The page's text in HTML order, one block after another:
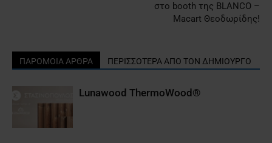
στο booth της BLANCO –
Macart Θεοδωρίδης!
ΠΑΡΟΜΟΙΑ ΑΡΘΡΑ ΠΕΡΙΣΣΟΤΕΡΑ ΑΠΟ ΤΟΝ ΔΗΜΙΟΥΡΓΟ
Lunawood ΤhermoWood®